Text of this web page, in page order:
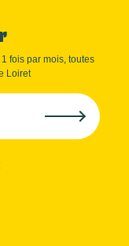
fois par mois, toutes
Loiret